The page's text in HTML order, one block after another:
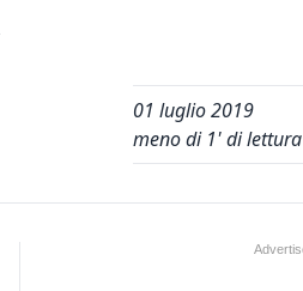
01 luglio 2019
meno di 1' di lettura